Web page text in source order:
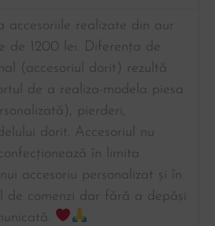
accesoriile realizate din aur
de 1200 lei. Diferența de
(accesoriul dorit) rezultă
de a realiza-modela piesa
pierderi,
dorit. Accesoriul nu
în limita
accesoriu personalizat și în
de comenzi dar fără a depăși